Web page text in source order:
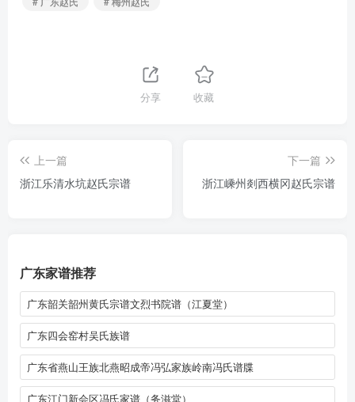
分享 收藏
上一篇
浙江乐清水坑赵氏宗谱
下一篇
浙江嵊州剡西横冈赵氏宗谱
广东家谱推荐
广东韶关韶州黄氏宗谱文烈书院谱（江夏堂）
广东四会窑村吴氏族谱
广东省燕山王族北燕昭成帝冯弘家族岭南冯氏谱牒
广东江门新会区冯氏家谱（务滋堂）